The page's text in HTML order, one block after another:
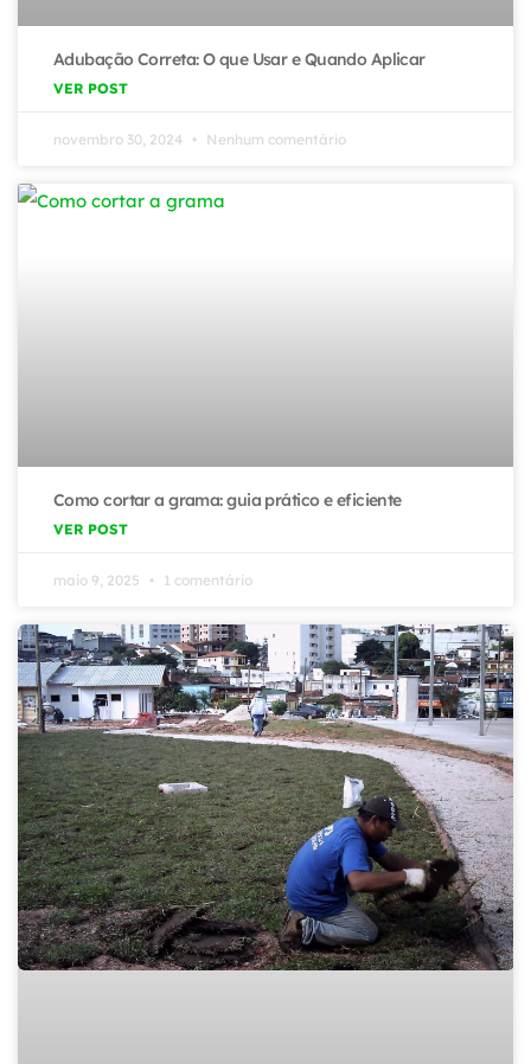
Adubação Correta: O que Usar e Quando Aplicar
VER POST
novembro 30, 2024 Nenhum comentário
Como cortar a grama: guia prático e eficiente
VER POST
maio 9, 2025 1 comentário